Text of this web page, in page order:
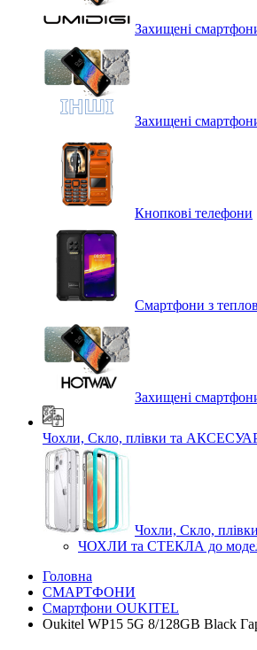
Захищені
Захищені
Кнопкові телефони
Смартфони з
Захищені
Чохли, Скло, плівки та
Чохли, Скло,
ЧОХЛИ та СТЕКЛА до
Головна
СМАРТФОНИ
Смартфони OUKITEL
Oukitel WP15 5G 8/128GB Black